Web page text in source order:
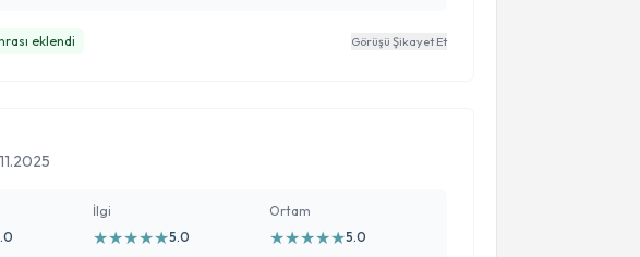
eklendi Görüşü Şikayet Et
İlgi
★★★★★5.0
Ortam
★★★★★5.0